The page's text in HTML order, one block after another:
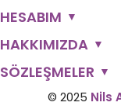
HESABIM ▼
HAKKIMIZDA ▼
SÖZLEŞMELER ▼
© 2025 Nils